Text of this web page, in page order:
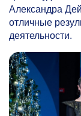
Александра
отличные
деятельности.